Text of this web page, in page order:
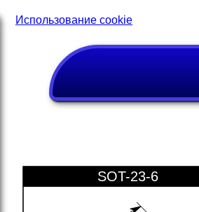
Использование cookie
SOT-23-6